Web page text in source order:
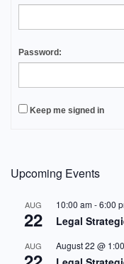
Password:
Keep me signed in
Upcoming Events
AUG
22
10:00 am-6:00
Legal
AUG August 22 @